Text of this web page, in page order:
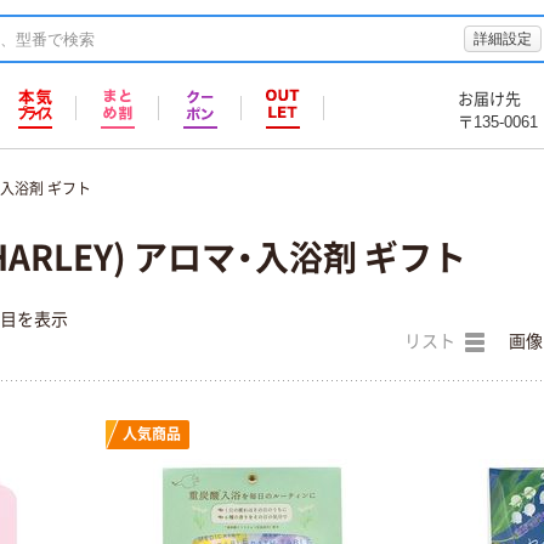
詳細設定
お届け先
〒135-0061
浴剤 ギフト
アロマ・入浴剤 ギフト
を表示
リスト 画像
人気商品